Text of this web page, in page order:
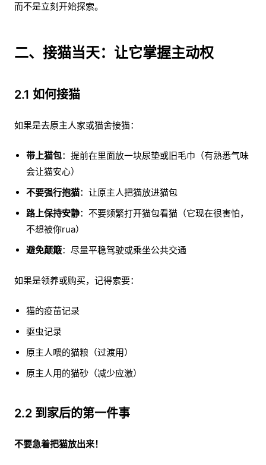
而不是立刻开始探索。
二、接猫当天：让它掌握主动权
2.1 如何接猫
如果是去原主人家或猫舍接猫：
带上猫包：提前在里面放一块尿垫或旧毛巾（有熟悉气味
会让猫安心）
不要强行抱猫：让原主人把猫放进猫包
路上保持安静：不要频繁打开猫包看猫（它现在很害怕，
不想被你rua）
避免颠簸：尽量平稳驾驶或乘坐公共交通
如果是领养或购买，记得索要：
猫的疫苗记录
驱虫记录
原主人喂的猫粮（过渡用）
原主人用的猫砂（减少应激）
2.2 到家后的第一件事
不要急着把猫放出来！